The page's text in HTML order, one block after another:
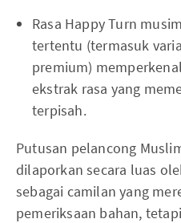
Rasa Happy Turn
tertentu (termasuk
premium)
ekstrak rasa yang
terpisah.
Putusan pelancong
dilaporkan secara luas
sebagai camilan yang
pemeriksaan bahan,